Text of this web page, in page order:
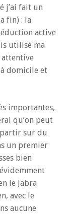
j’ai fait un
fin) : la
active
utilisé ma
attentive
domicile et
importantes,
qu’on peut
partir sur du
un premier
bien
le Jabra
avec le
aucune